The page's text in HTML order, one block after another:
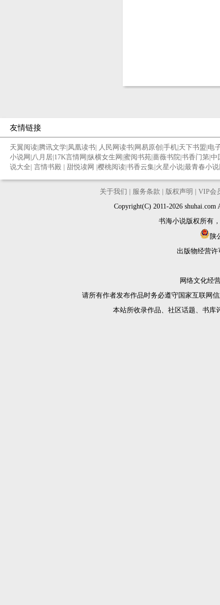
友情链接
天翼阅读 腾讯文学 凤凰读书 人民网读书 网易原创 手机 天下书盟 电
小说网 八月居 17K言情网 纵横女生网 蜜阅书苑 蔷薇书院 书香门第 中
说大全 言情书殿 甜悦读网 樱桃阅读 书香云集 火星小说 最青春小
关于我们 服务条款 版权声明
VIP会
Copyright(C) 2011-2026
书海小说版权所有
陕
出版物经营许
网络文化经
请所有作者发布作品时务必遵守国家互联网
本站所收录作品、社区话题、书库